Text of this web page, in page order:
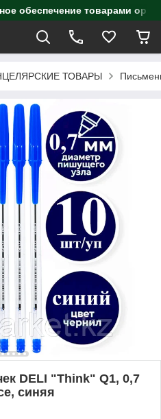
обеспечение товарами
ТОВАРЫ
DELI "Think" Q1, 0,7
синяя